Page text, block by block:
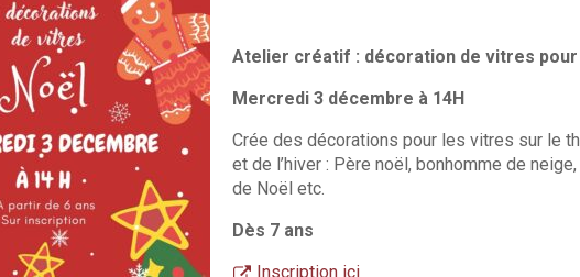
Atelier créatif : décoration de vitres pour
Mercredi 3 décembre à 14H
Crée des décorations pour les vitres sur le
et de l’hiver : Père noël, bonhomme de
de Noël etc.
Dès 7 ans
Inscription ici